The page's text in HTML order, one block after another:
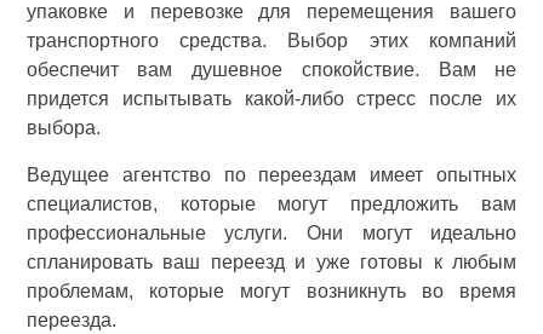
упаковке и перевозке для перемещения вашего
транспортного средства. Выбор этих компаний
обеспечит вам душевное спокойствие. Вам не
придется испытывать какой-либо стресс после их
выбора.
Ведущее агентство по переездам имеет опытных
специалистов, которые могут предложить вам
профессиональные услуги. Они могут идеально
спланировать ваш переезд и уже готовы к любым
проблемам, которые могут возникнуть во время
переезда.